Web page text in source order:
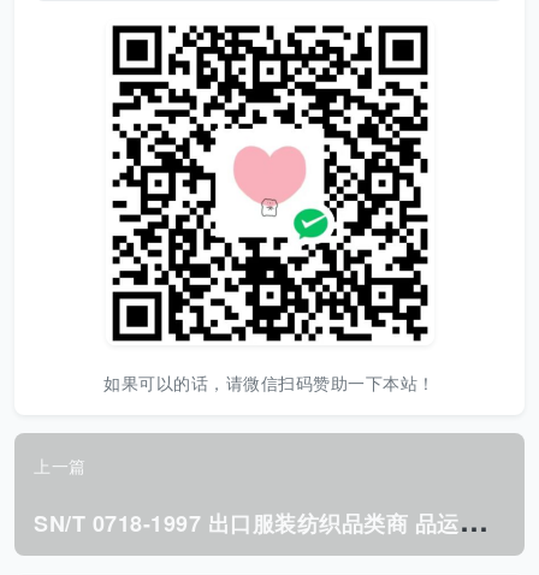
如果可以的话，请微信扫码赞助一下本站！
上一篇
S
N/T 0718-1997 出口服装纺织品类商 品运输包装检验规程.pdf